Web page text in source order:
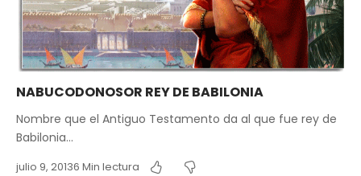
NABUCODONOSOR REY DE BABILONIA
Nombre que el Antiguo Testamento da al que fue rey de
Babilonia…
julio 9, 20136 Min lectura